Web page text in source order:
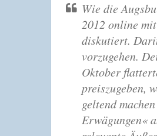
Wie die
2012 online
diskutiert.
vorzugehen.
Oktober
preiszugeben,
geltend
Erwägungen«